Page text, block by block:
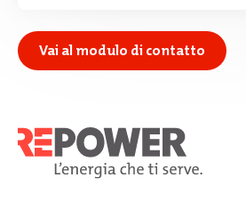
Vai al modulo di contatto